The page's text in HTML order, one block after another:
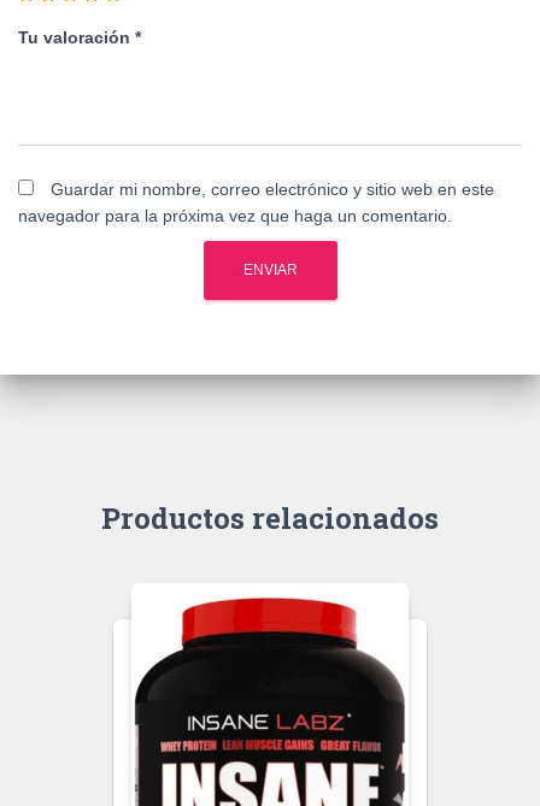
Tu valoración *
Guardar mi nombre, correo electrónico y sitio web en este
navegador para la próxima vez que haga un comentario.
Productos relacionados